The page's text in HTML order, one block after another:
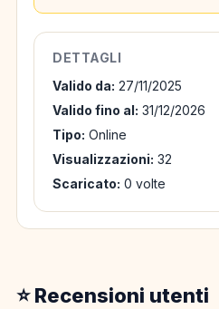
DETTAGLI
Valido da: 27/11/2025
Valido fino al: 31/12/2026
Tipo: Online
Visualizzazioni: 32
Scaricato: 0 volte
⭐ Recensioni utenti